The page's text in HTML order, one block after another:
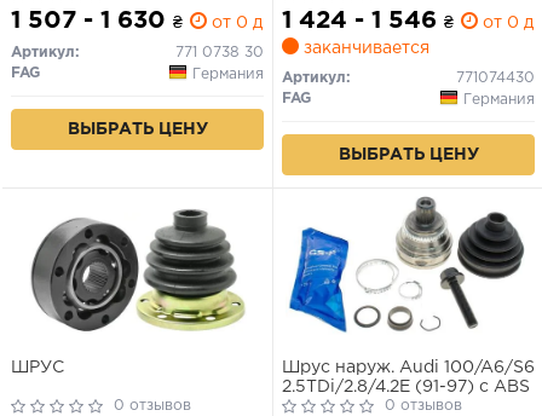
2,23 79-/ 28z/32mm/108mm
1 507 - 1 630 ₴ от 0 дн.
Артикул:
771 0738 30
FAG
Германия
ВЫБРАТЬ ЦЕНУ
1 424 - 1 546 ₴
от 0
заканчивается
Артикул:
771074430
FAG
Германия
ВЫБРАТЬ ЦЕНУ
ШРУС
0 отзывов
Шрус наруж. Audi 100/A6/S6
2.5TDi/2.8/4.2E (91-97) с ABS
0 отзывов